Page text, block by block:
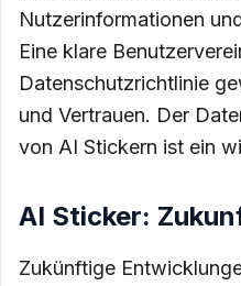
Nutzerinformationen
Eine klare
Datenschutzrichtlinie
und Vertrauen. Der
von AI Stickern ist ein
AI Sticker:
Zukünftige